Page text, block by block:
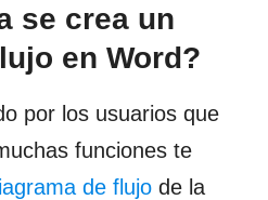
se crea un
en Word?
por los usuarios que
funciones te
de flujo de la